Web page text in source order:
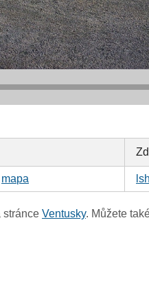
mapa
stránceVentusky. Můžete